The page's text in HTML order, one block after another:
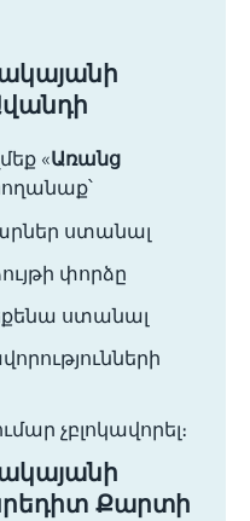
«Առանց
ստանալ
փորձը
ստանալ
չբլոկավորել։
Քարտի